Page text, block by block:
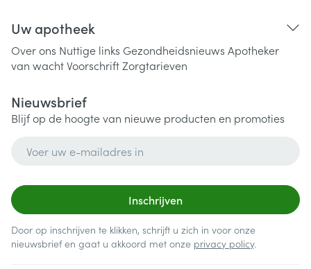
Uw apotheek
Over ons Nuttige links Gezondheidsnieuws Apotheker
van wachtVoorschriftZorgtarieven
Nieuwsbrief
Blijf op de hoogte van nieuwe producten en promoties
Inschrijven
Door op inschrijven te klikken, schrijft u zich in voor onze
nieuwsbrief en gaat u akkoord met onze privacy policy.